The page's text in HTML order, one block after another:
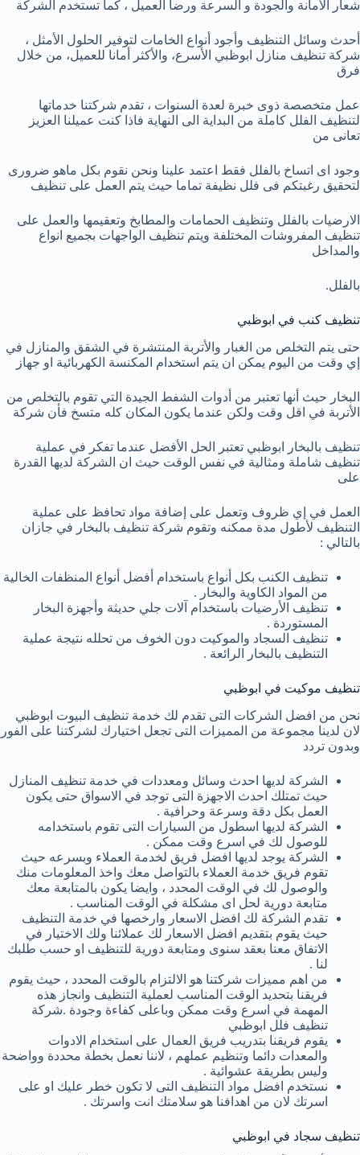
شعار الأمانة والجودة و السرعة ورضا العميل ، كما تستخدم الشركة
أحدث وسائل التنظيف وأجود أنواع الخامات لتوفير الحلول الأمثل ،
شركة تنظيف منازل ابوظبي الأسرع، والأكثر أمانا للعميل، من خلال
فرق
عمل متخصصة ذوى خبرة لعدة السنوات ، تقدم شركتنا خدماتها
لتنظيف الفلل كاملة من البداية الى النهاية فاذا كنت عميلنا العزيز
تعانى من
وجود اى اتساخ بالفلل فقط اعتمد علينا ونحن نقوم بكل ماهو ضرورى
لتحقيق رغبتكم فى فلل نظيفة تماما حيث يتم العمل على تنظيف
الارضيات بالفلل وتنظيف الحمامات والمطابخ وتعقيمها والعمل على
تنظيف المفروشات المختلفة ويتم تنظيف الواجهات بجميع انواع
والمداخل
بالفلل.
تنظيف كنب في ابوظبي
حتى يتم التخلص من الغبار والأتربة المنتشرة في الشقق والمنازل في
إي وقت من اليوم يمكن ان يتم استخدام المكنسة الكهربائية او جهاز
البخار حيث أنها تعتبر من أدوات الشفط الجيدة التي تقوم بالتخلص من
الأتربة في اقل وقت ولكن عندما يكون المكان كله متسخ فأن شركة
تنظيف بالبخار ابوظبي تعتبر الحل الأفضل عندما تفكر في عملية
تنظيف شاملة ومثالية في نفس الوقت حيث ان الشركة لديها القدرة
على
العمل في إي ظروف وتعمل على إضافة مواد تحافظ على عملية
التنظيف لأطول مدة ممكنه وتقوم شركة تنظيف بالبخار في جازان
بالتالي :
تنظيف الكنب بكل أنواع باستخدام أفضل أنواع المنظفات الخالية
من المواد الكاوية والبخار .
تنظيف الأرضيات باستخدام آلات جلي حديثة وأجهزة البخار
المستوردة .
تنظيف السجاد والموكيت دون الخوف من تحلله نتيجة عملية
التنظيف بالبخار الرائعة .
تنظيف موكيت في ابوظبي
نحن من افضل الشركات التى تقدم لك خدمة تنظيف البيوت ابوظبي
لان لدينا مجموعة من المميزات التى تجعل اختيارك لشركتنا على الفور
وبدون تردد
الشركة لديها احدث وسائل ومعددات في خدمة تنظيف المنازل
حيث تمتلك احدث الاجهزة التى توجد في الاسواق حتى يكون
العمل بكل دقة وسرعة وحرافية .
الشركة لديها اسطول من السيارات التى تقوم باستخدامه
للوصول لك في اسرع وقت ممكن .
الشركة يوجد لديها افضل فريق لخدمة العملاء وبسرعه حيث
تقوم فريق خدمة العملاء بالتواصل معك واخذ المعلومات منك
والوصول لك في الوقت المحدد ، وايضا يكون بالمتابعة معك
متابعة دورية لحل اى مشكلة في الوقت المناسب .
تقدم الشركة لك افضل الاسعار وارخصها في خدمة التنظيف
حيث يقوم بتقديم افضل الاسعار لك عملائنا ولك الاختيار في
الاتفاق معنا بعقد سنوى ومتابعة دورية للتنظيف او حسب طلبك
لنا .
من اهم مميزات شركتنا هو الالتزام بالوقت المحدد ، حيث يقوم
فريقنا بتحديد الوقت المناسب لعملية التنظيف وانجاز هذه
المهمة في اسرع وقت ممكن وباعلى كفاءة وجودة .شركة
تنظيف فلل ابوظبي
يقوم فريقنا بتدريب فريق العمال على استخدام الادوات
والمعدات دائما وتنظيم عملهم ، لاننا نعمل بخطة محددة وواضحة
وليس بطريقة عشوائية .
نستخدم افضل مواد التنظيف التى لا تكون خطر عليك او على
اسرتك لان من اهدافنا هو سلامتك انت واسرتك .
تنظيف سجاد في ابوظبي